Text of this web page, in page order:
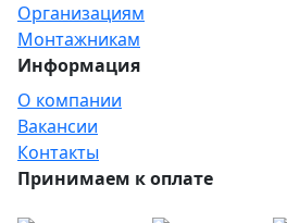
Организациям
Монтажникам
Информация
О компании
Вакансии
Контакты
Принимаем к оплате